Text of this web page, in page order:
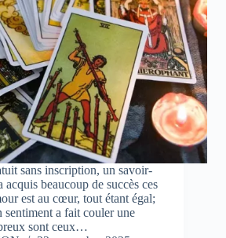
sans inscription, un savoir-
beaucoup de succès ces
est au cœur, tout étant égal;
sentiment a fait couler une
sont ceux…